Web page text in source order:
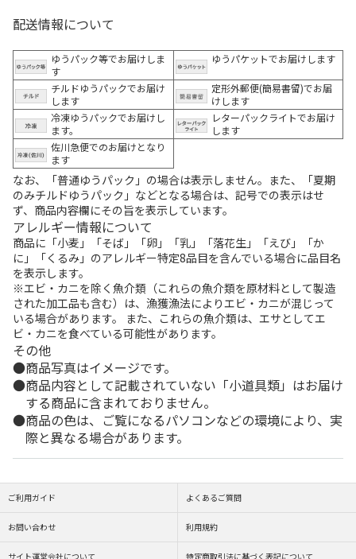
配送情報について
ゆうパック等でお届けしま
す
ゆうパケットでお届けします
チルドゆうパックでお届け
します
定形外郵便(簡易書留)でお届
けします
冷凍ゆうパックでお届けし
ます。
レターパックライトでお届け
します
佐川急便でのお届けとなり
ます
なお、「普通ゆうパック」の場合は表示しません。また、「夏期
のみチルドゆうパック」などとなる場合は、記号での表示はせ
ず、商品内容欄にその旨を表示しています。
アレルギー情報について
商品に「小麦」「そば」「卵」「乳」「落花生」「えび」「か
に」「くるみ」のアレルギー特定8品目を含んでいる場合に品目名
を表示します。
※エビ・カニを除く魚介類（これらの魚介類を原材料として製造
された加工品も含む）は、漁獲漁法によりエビ・カニが混じって
いる場合があります。 また、これらの魚介類は、エサとしてエ
ビ・カニを食べている可能性があります。
その他
商品写真はイメージです。
商品内容として記載されていない「小道具類」はお届け
する商品に含まれておりません。
商品の色は、ご覧になるパソコンなどの環境により、実
際と異なる場合があります。
ご利用ガイド よくあるご質問
お問い合わせ 利用規約
サイト運営会社について 特定商取引法に基づく表記について